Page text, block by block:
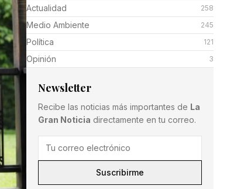
Actualidad 258
Medio Ambiente 245
Política 121
Opinión 3
Newsletter
Recibe las noticias más importantes de La
Gran Noticia directamente en tu correo.
Suscribirme